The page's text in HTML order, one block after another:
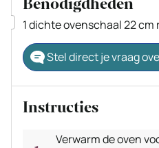
Benodigdheden
▢
1 dichte ovenschaal22 cm
Stel direct je vraag
Instructies
Verwarm de oven